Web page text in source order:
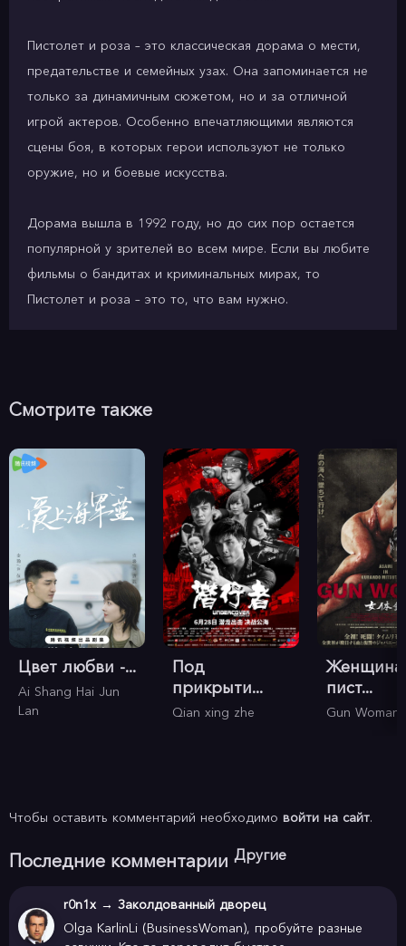
Пистолет и роза – это классическая дорама о мести,
предательстве и семейных узах. Она запоминается не
только за динамичным сюжетом, но и за отличной
игрой актеров. Особенно впечатляющими являются
сцены боя, в которых герои используют не только
оружие, но и боевые искусства.
Дорама вышла в 1992 году, но до сих пор остается
популярной у зрителей во всем мире. Если вы любите
фильмы о бандитах и криминальных мирах, то
Пистолет и роза – это то, что вам нужно.
Смотрите также
Цвет любви -...
Ai Shang Hai Jun
Lan
Под
прикрыти...
Qian xing zhe
пист...
Gun Woman
Чтобы оставить комментарий необходимо войти на сайт.
Последние комментарии Другие
r0n1x → Заколдованный дворец
Olga KarlinLi (BusinessWoman), пробуйте разные